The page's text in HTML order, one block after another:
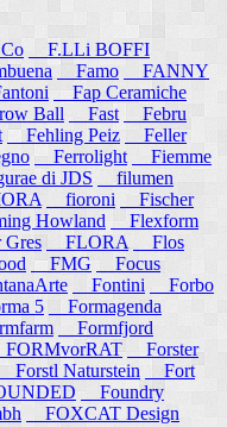
F.LLi BOFFI
Famo
FANNY
Fap Ceramiche
Ball Fast
Febru
Fehling Peiz
Feller
Ferrolight
Fiemme
di JDS
filumen
fioroni
Fischer
Howland
Flexform
FLORA
Flos
FMG
Focus
Fontini
Forbo
5
Formagenda
Formfjord
Forster
Forstl Naturstein
Fort
Foundry
FOXCAT Design